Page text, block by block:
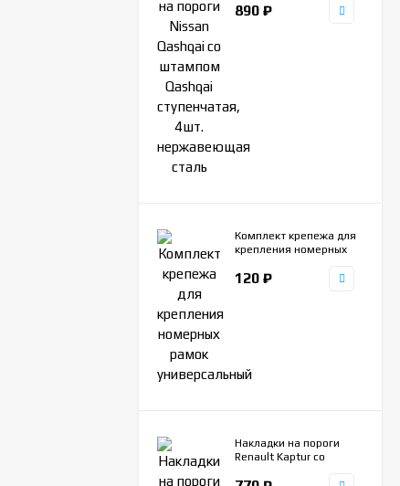
ступенчатая, 4шт.
890 ₽
Комплект крепежа для
крепления номерных
120 ₽
Накладки на пороги
Renault Kaptur со